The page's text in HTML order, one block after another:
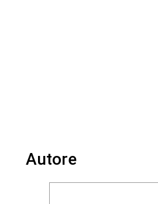
Autore